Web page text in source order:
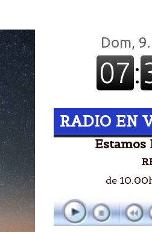
RADIO EN
Estamos
de